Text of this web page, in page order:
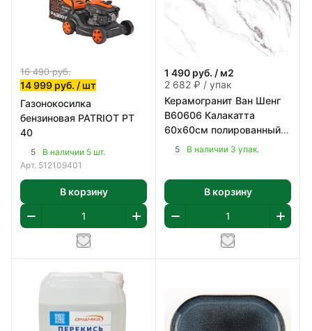
16 490руб.
14 999 руб. / шт
Газонокосилка
бензиновая PATRIOT PT
40
5
В наличии 5 шт.
Арт. 512109401
В корзину
1 490 руб. / м2
2 682 ₽ / упак
Керамогранит Ван Шенг
В60606 Калакатта
60х60см полированный
цвет бело-серый 1,8 м2/
5 В наличии 3 упак.
В корзину